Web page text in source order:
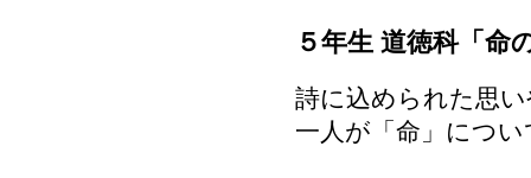
５年生 道徳科「命
詩に込められた思
一人が「命」につ